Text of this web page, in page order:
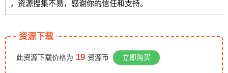
，资源搜集不易，感谢你的信任和支持。
资源下载
此资源下载价格为 19 资源币 立即购买